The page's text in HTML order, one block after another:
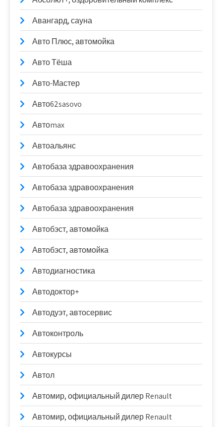
Авангард, сауна
Авто Плюс, автомойка
Авто Тёша
Авто-Мастер
Авто62sasovo
Автоmax
Автоальянс
Автобаза здравоохранения
Автобаза здравоохранения
Автобаза здравоохранения
Автобэст, автомойка
Автобэст, автомойка
Автодиагностика
Автодоктор+
Автодуэт, автосервис
Автоконтроль
Автокурсы
Автол
Автомир, официальный дилер Renault
Автомир, официальный дилер Renault